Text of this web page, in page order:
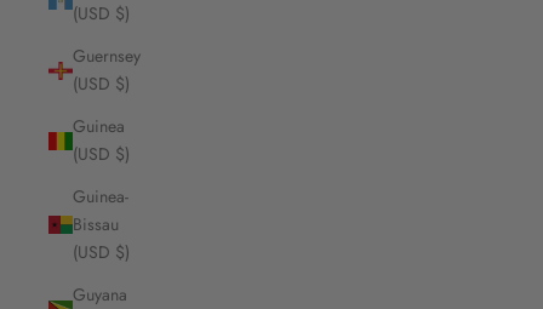
(USD $)
Guernsey
(USD $)
Guinea
(USD $)
Guinea-
Bissau
(USD $)
Guyana